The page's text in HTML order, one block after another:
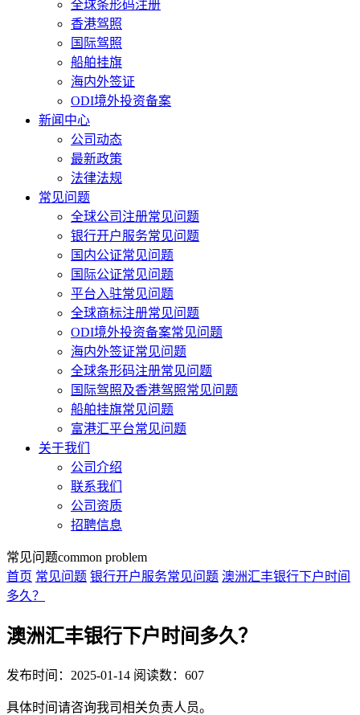
全球条形码注册
香港驾照
国际驾照
船舶挂旗
海内外签证
ODI境外投资备案
新闻中心
公司动态
最新政策
法律法规
常见问题
全球公司注册常见问题
银行开户服务常见问题
国内公证常见问题
国际公证常见问题
平台入驻常见问题
全球商标注册常见问题
ODI境外投资备案常见问题
海内外签证常见问题
全球条形码注册常见问题
国际驾照及香港驾照常见问题
船舶挂旗常见问题
富港汇平台常见问题
关于我们
公司介绍
联系我们
公司资质
招聘信息
常见问题common problem
首页 常见问题 银行开户服务常见问题 澳洲汇丰银行下户时间
多久？
澳洲汇丰银行下户时间多久？
发布时间：2025-01-14 阅读数：607
具体时间请咨询我司相关负责人员。